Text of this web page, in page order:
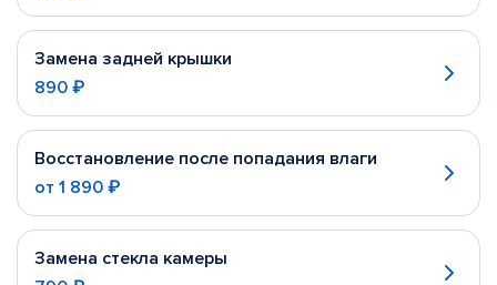
Замена задней крышки
890 ₽
Восстановление после попадания влаги
от 1 890 ₽
Замена стекла камеры